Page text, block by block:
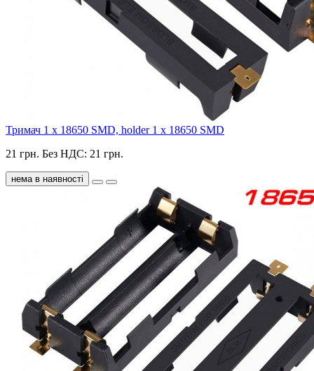
Тримач 1 х 18650 SMD, holder 1 x 18650 SMD
21 грн. Без НДС: 21 грн.
нема в наявності